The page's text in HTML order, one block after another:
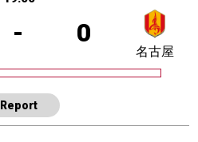
- 0
名古屋
Report